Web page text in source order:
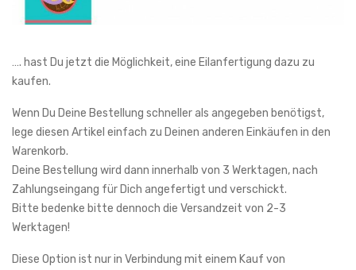
…. hast Du jetzt die Möglichkeit, eine Eilanfertigung dazu zu
kaufen.
Wenn Du Deine Bestellung schneller als angegeben benötigst,
lege diesen Artikel einfach zu Deinen anderen Einkäufen in den
Warenkorb.
Deine Bestellung wird dann innerhalb von 3 Werktagen, nach
Zahlungseingang für Dich angefertigt und verschickt.
Bitte bedenke bitte dennoch die Versandzeit von 2-3
Werktagen!
Diese Option ist nur in Verbindung mit einem Kauf von